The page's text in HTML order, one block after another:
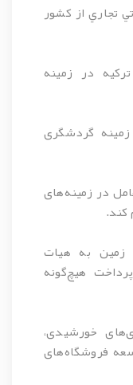
از کشور
در زمينه
گردشگری
در زمينه‌های
به هيات
هيچ‌گونه
خورشيدی،
فروشگاه‌های